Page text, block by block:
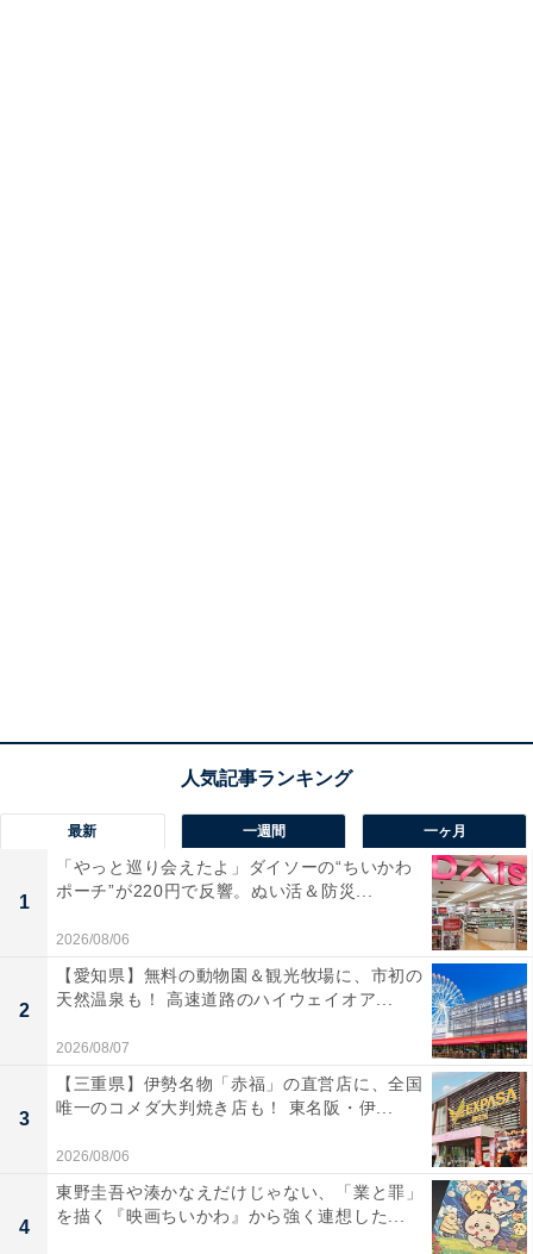
最新 一週間 一ヶ月
1
「やっと巡り会えたよ」ダイソーの“ちいかわ
ポーチ”が220円で反響。ぬい活＆防災...
2026/08/06
2
【愛知県】無料の動物園＆観光牧場に、市初の
天然温泉も！ 高速道路のハイウェイオア...
2026/08/07
3
【三重県】伊勢名物「赤福」の直営店に、全国
唯一のコメダ大判焼き店も！ 東名阪・伊...
2026/08/06
4
東野圭吾や湊かなえだけじゃない、「業と罪」
を描く『映画ちいかわ』から強く連想した...